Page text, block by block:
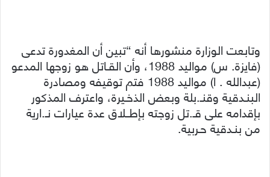
وتابعت الوزارة منشورها أنه “تبين أن المغدورة تدعى
(فايزة. س) مواليد 1988، وأن القـاتل هو زوجها المدعو
(عبدالله . ا) مواليد 1988 فتم توقيفه ومصادرة
البنـدقية وقنـ.بلة وبعض الذخـيرة، واعترف المذكور
بإقدامه على قـ.تل زوجته بإطــلاق عدة عيارات نـ.ارية
من بنـدقية حـربية.